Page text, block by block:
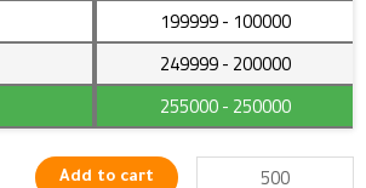
100000
- 199999
200000
- 249999
250000
- 255000
بكفاءة
عالية
Add to cart